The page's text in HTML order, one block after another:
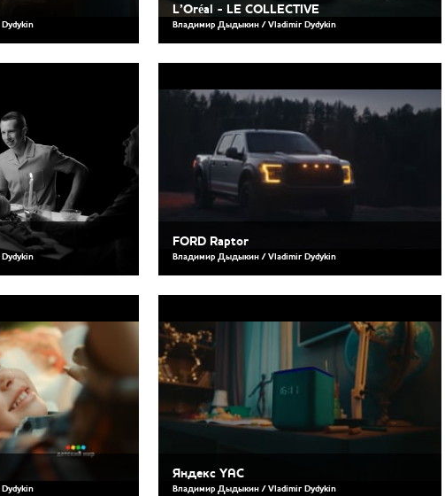
L’Oréal - LE COLLECTIVE
Владимир Дыдыкин / Vladimir Dydykin
FORD Raptor
Владимир Дыдыкин / Vladimir Dydykin
Яндекс YAC
Владимир Дыдыкин / Vladimir Dydykin